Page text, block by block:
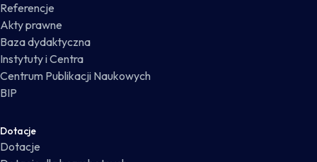
Referencje
Akty prawne
Baza dydaktyczna
Instytuty i Centra
Centrum Publikacji Naukowych
BIP
Dotacje
Dotacje